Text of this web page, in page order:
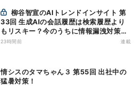
33回 生成AIの会話履歴は検索履歴より
もリスキー？今のうちに情報漏洩対策を
万全にしておこう
23時間前 連載
情シスのタマちゃん３ 第55回 出社中の
猛暑対策！